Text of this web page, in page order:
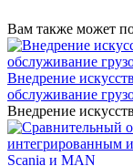
Вам также может
Внедрение
обслуживание
Внедрение